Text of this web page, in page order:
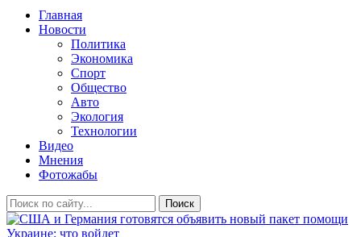
Главная
Новости
Политика
Экономика
Спорт
Общество
Авто
Экология
Технологии
Видео
Мнения
Фотожабы
Поиск